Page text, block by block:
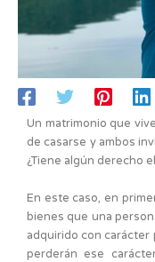
Un matrimonio que
de casarse y ambos
¿Tiene algún derecho
En este caso, en
bienes que una
adquirido con carácter
perderán ese